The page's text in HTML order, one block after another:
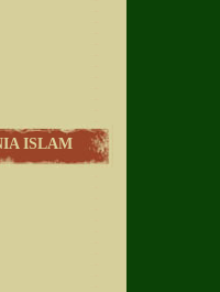
ISLAM